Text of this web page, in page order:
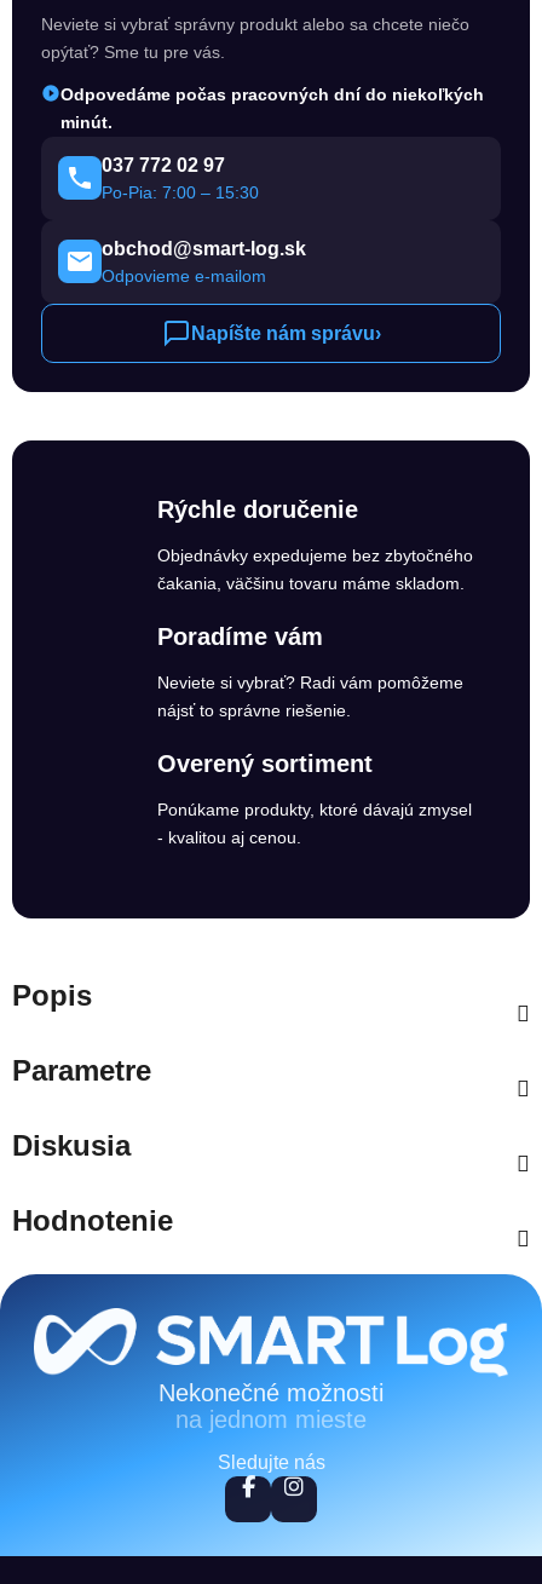
Neviete si vybrať správny produkt alebo sa chcete niečo
opýtať? Sme tu pre vás.
Odpovedáme počas pracovných dní do niekoľkých
minút.
037 772 02 97
Po-Pia: 7:00 – 15:30
obchod@smart-log.sk
Odpovieme e-mailom
Napíšte nám správu›
Rýchle doručenie
Objednávky expedujeme bez zbytočného
čakania, väčšinu tovaru máme skladom.
Poradíme vám
Neviete si vybrať? Radi vám pomôžeme
nájsť to správne riešenie.
Overený sortiment
Ponúkame produkty, ktoré dávajú zmysel
- kvalitou aj cenou.
Popis
Parametre
Diskusia
Hodnotenie
Zápätie
Nekonečné možnosti
na jednom mieste
Sledujte nás